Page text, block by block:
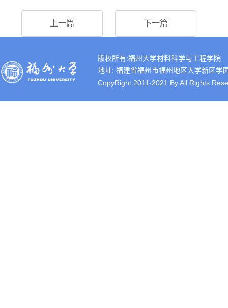
上一篇 下一篇
版权所有:福州大学材料科学与工程学院
地址: 福建省福州市福州地区大学新区
CopyRight 2011-2021 By All Rights